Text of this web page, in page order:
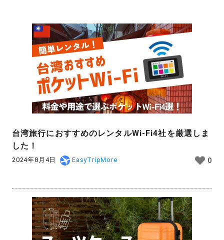
台湾旅行におすすめのレンタルWi-Fi4社を厳選しま
した！
2024年8月4日 EasyTripMore 0